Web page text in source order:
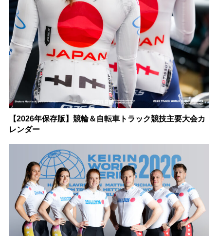
【2026年保存版】競輪＆自転車トラック競技主要大会カ
レンダー